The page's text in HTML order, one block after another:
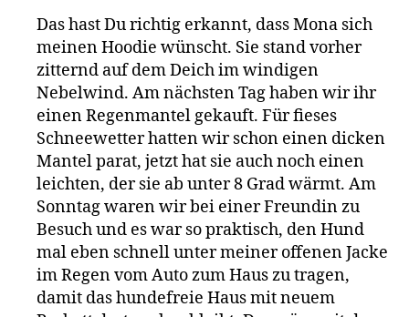
Das hast Du richtig erkannt, dass Mona sich
meinen Hoodie wünscht. Sie stand vorher
zitternd auf dem Deich im windigen
Nebelwind. Am nächsten Tag haben wir ihr
einen Regenmantel gekauft. Für fieses
Schneewetter hatten wir schon einen dicken
Mantel parat, jetzt hat sie auch noch einen
leichten, der sie ab unter 8 Grad wärmt. Am
Sonntag waren wir bei einer Freundin zu
Besuch und es war so praktisch, den Hund
mal eben schnell unter meiner offenen Jacke
im Regen vom Auto zum Haus zu tragen,
damit das hundefreie Haus mit neuem